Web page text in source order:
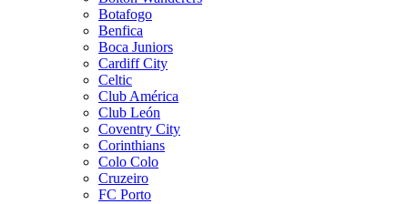
Botafogo
Benfica
Boca Juniors
Cardiff City
Celtic
Club América
Club León
Coventry City
Corinthians
Colo Colo
Cruzeiro
FC Porto